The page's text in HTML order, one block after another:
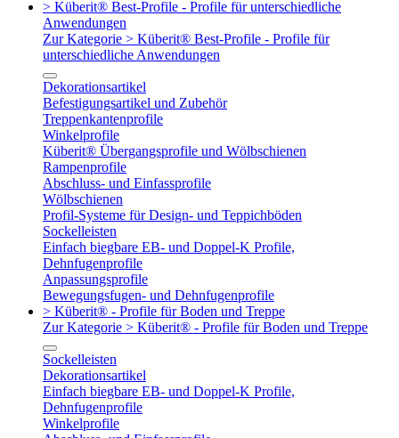
> Küberit® Best-Profile - Profile für unterschiedliche
Anwendungen
Zur Kategorie > Küberit® Best-Profile - Profile für
unterschiedliche Anwendungen
Dekorationsartikel
Befestigungsartikel und Zubehör
Treppenkantenprofile
Winkelprofile
Küberit® Übergangsprofile und Wölbschienen
Rampenprofile
Abschluss- und Einfassprofile
Wölbschienen
Profil-Systeme für Design- und Teppichböden
Sockelleisten
Einfach biegbare EB- und Doppel-K Profile,
Dehnfugenprofile
Anpassungsprofile
Bewegungsfugen- und Dehnfugenprofile
> Küberit® - Profile für Boden und Treppe
Zur Kategorie > Küberit® - Profile für Boden und Treppe
Sockelleisten
Dekorationsartikel
Einfach biegbare EB- und Doppel-K Profile,
Dehnfugenprofile
Winkelprofile